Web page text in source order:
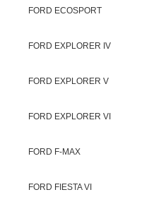
FORD ECOSPORT
FORD EXPLORER IV
FORD EXPLORER V
FORD EXPLORER VI
FORD F-MAX
FORD FIESTA VI